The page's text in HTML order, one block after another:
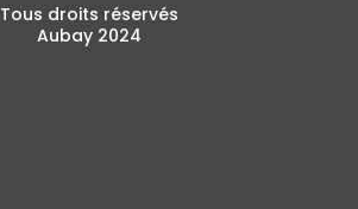
Tous droits réservés
Aubay 2024